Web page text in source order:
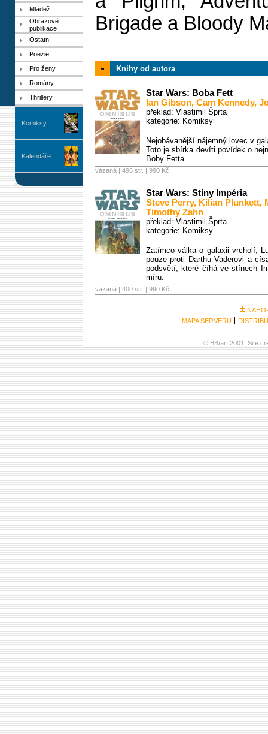
Mládež
Obrazové
publikace
Ostatní
Poezie
Pro ženy
Romány
Thrillery
Komiksy
Kalendáře
Brigade a Bloody
Knihy od autora
Star Wars: Boba Fett
Ian Gibson, Cam Kennedy,
překlad: Vlastimil Šprta
kategorie: Komiksy
Nejobávanější nájemný lovec v
Toto je sbírka devíti povídek o
Boby Fetta.
vázaná | 496 str. | 990 Kč
Star Wars: Stíny Impéria
Steve Perry, Kilian Plunkett,
Timothy Zahn
překlad: Vlastimil Šprta
kategorie: Komiksy
Zatímco válka o galaxii vrcholí,
pouze proti Darthu Vaderovi a
podsvětí, které číhá ve stínech
míru.
vázaná | 400 str. | 990 Kč
MAPA SERVERU
© BB/art 2001. Site